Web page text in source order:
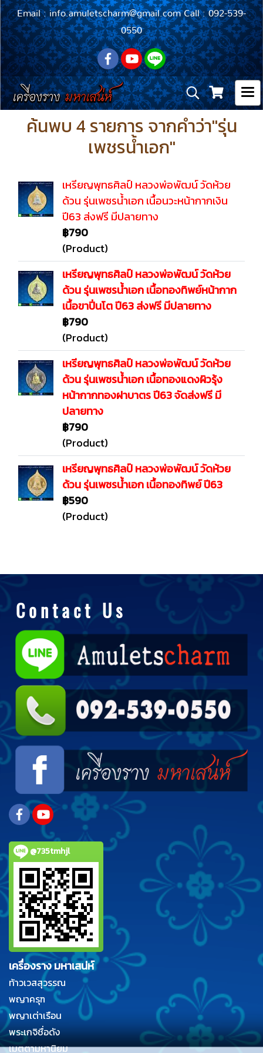
Email : info.amuletscharm@gmail.com Call : 092-539-
0550
ค้นพบ 4 รายการ จากคำว่า"รุ่น
เพชรน้ำเอก"
เหรียญพุทธศิลป์ หลวงพ่อพัฒน์ วัดห้วย
ด้วน รุ่นเพชรน้ำเอก เนื้อนวะหน้ากากเงิน
ปี63 ส่งฟรี มีปลายทาง
฿790
(Product)
เหรียญพุทธศิลป์ หลวงพ่อพัฒน์ วัดห้วย
ด้วน รุ่นเพชรน้ำเอก เนื้อทองทิพย์หน้ากาก
เนื้อขาปิ่นโต ปี63 ส่งฟรี มีปลายทาง
฿790
(Product)
เหรียญพุทธศิลป์ หลวงพ่อพัฒน์ วัดห้วย
ด้วน รุ่นเพชรน้ำเอก เนื้อทองแดงผิวรุ้ง
หน้ากากทองฝาบาตร ปี63 จัดส่งฟรี มี
ปลายทาง
฿790
(Product)
เหรียญพุทธศิลป์ หลวงพ่อพัฒน์ วัดห้วย
ด้วน รุ่นเพชรน้ำเอก เนื้อทองทิพย์ ปี63
฿590
(Product)
C o n t a c t U s
@735tmhjl
เครื่องราง มหาเสน่ห์
ท้าวเวสสุวรรณ
พญาครุฑ
พญาเต่าเรือน
พระเกจิชื่อดัง
เมตตามหานิยม